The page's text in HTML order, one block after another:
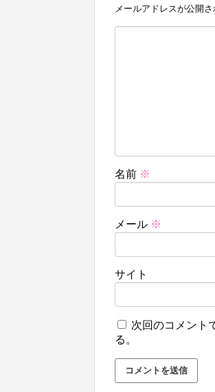
メールアドレスが公開さ
名前 ※
メール ※
サイト
次回のコメント
る。